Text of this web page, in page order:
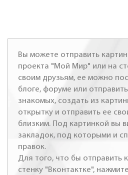
Вы можете отправить
проекта "Мой Мир" или на
своим друзьям, ее можно
блоге, форуме или
знакомых, создать из
открытку и отправить ее
близким. Под картинкой вы
закладок, под которыми и
правок.
Для того, что бы отправить
стенку "Вконтактке",